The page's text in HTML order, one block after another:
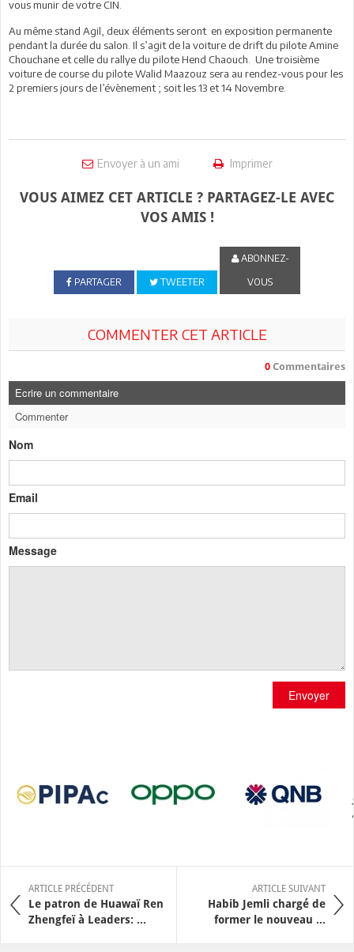
vous munir de votre CIN.
Au même stand Agil, deux éléments seront en exposition permanente
pendant la durée du salon. Il s’agit de la voiture de drift du pilote Amine
Chouchane et celle du rallye du pilote Hend Chaouch. Une troisième
voiture de course du pilote Walid Maazouz sera au rendez-vous pour les
2 premiers jours de l’évènement ; soit les 13 et 14 Novembre.
Envoyer à un ami Imprimer
VOUS AIMEZ CET ARTICLE ? PARTAGEZ-LE AVEC
VOS AMIS !
PARTAGER TWEETER
ABONNEZ-
VOUS
COMMENTER CET ARTICLE
0 Commentaires
Ecrire un commentaire
Commenter
Nom
Email
Message
Envoyer
ARTICLE PRÉCÉDENT
Le patron de Huawaï Ren
Zhengfeï à Leaders: ...
ARTICLE SUIVANT
Habib Jemli chargé de
former le nouveau ...